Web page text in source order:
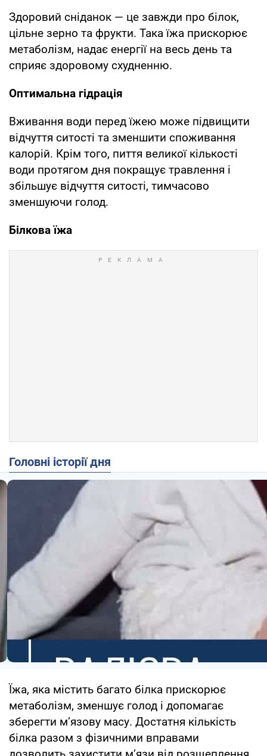
Здоровий сніданок — це завжди про білок,
цільне зерно та фрукти. Така їжа прискорює
метаболізм, надає енергії на весь день та
сприяє здоровому схудненню.
Оптимальна гідрація
Вживання води перед їжею може підвищити
відчуття ситості та зменшити споживання
калорій. Крім того, пиття великої кількості
води протягом дня покращує травлення і
збільшує відчуття ситості, тимчасово
зменшуючи голод.
Білкова їжа
Головні історії дня
Їжа, яка містить багато білка прискорює
метаболізм, зменшує голод і допомагає
зберегти м’язову масу. Достатня кількість
білка разом з фізичними вправами